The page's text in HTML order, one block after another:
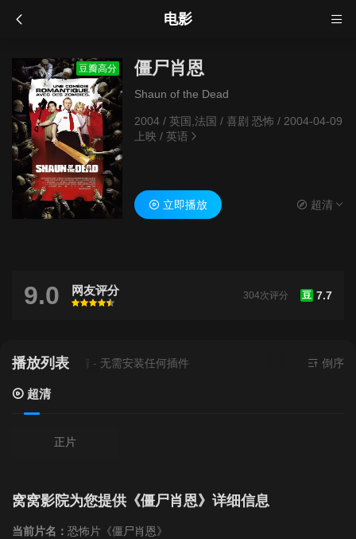
电影
豆瓣高分 僵尸肖恩
Shaun of the Dead
2004 / 英国,法国 / 喜剧 恐怖/ 2004-04-09
上映 / 英语
立即播放 超清
9.0 网友评分
很差
较差还行推荐力荐
豆 7.7
304次评分
播放列表
资源来源超清 - 无需安装任何插件 倒序
超清
正片
窝窝影院为您提供《僵尸肖恩》详细信息
当前片名： 恐怖片《僵尸肖恩》